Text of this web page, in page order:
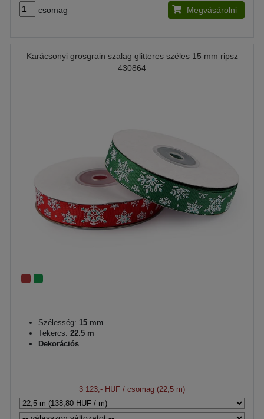
csomag Megvásárolni
Karácsonyi grosgrain szalag glitteres széles 15 mm ripsz
430864
Szélesség: 15 mm
Tekercs: 22.5 m
Dekorációs
3 123,- HUF / csomag (22,5 m)